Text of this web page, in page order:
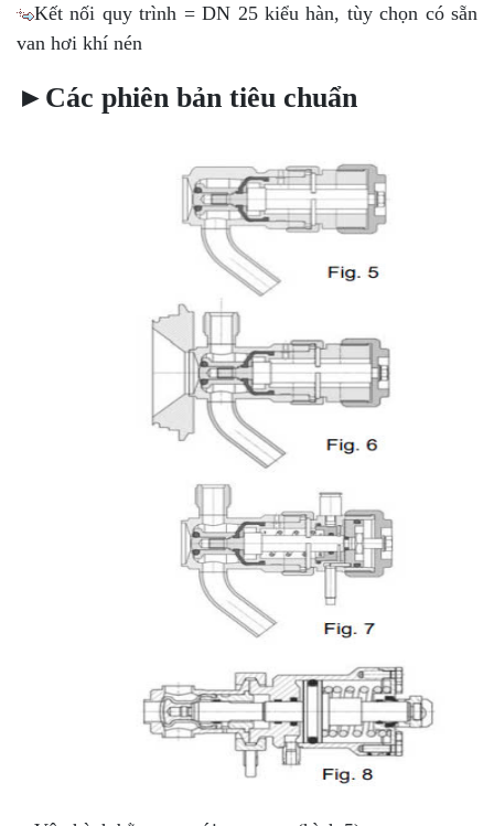
Kết nối quy trình = DN 25 kiểu hàn, tùy chọn có sẵn
van hơi khí nén
►Các phiên bản tiêu chuẩn